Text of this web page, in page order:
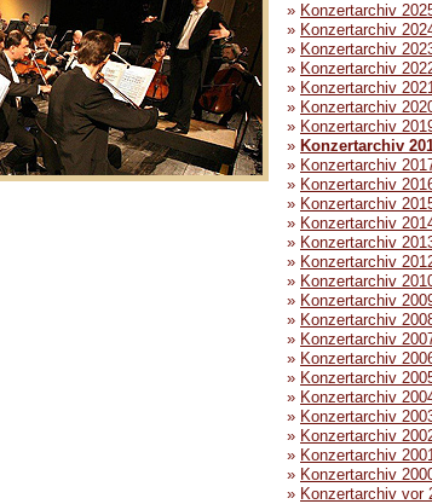
» Konzertarchiv
» Konzertarchiv
» Konzertarchiv
» Konzertarchiv
» Konzertarchiv
» Konzertarchiv
» Konzertarchiv
» Konzertarchiv
» Konzertarchiv
» Konzertarchiv
» Konzertarchiv
» Konzertarchiv
» Konzertarchiv
» Konzertarchiv
» Konzertarchiv
» Konzertarchiv
» Konzertarchiv
» Konzertarchiv
» Konzertarchiv
» Konzertarchiv
» Konzertarchiv
» Konzertarchiv
» Konzertarchiv
» Konzertarchiv
» Konzertarchiv
» Konzertarchiv vor